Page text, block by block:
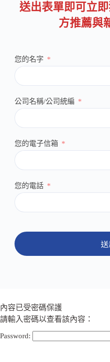
送出表單即可立
方推薦與
您的名字
公司名稱/公司統編
您的電子信箱
您的電話
內容已受密碼保護
請輸入密碼以查看該內容：
Password: